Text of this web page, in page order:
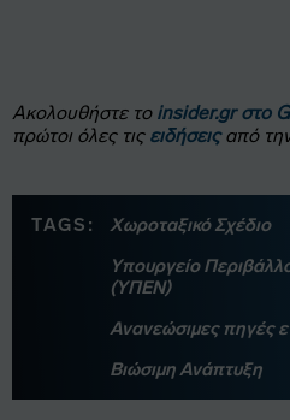
Ακολουθήστε το insider.gr στο
πρώτοι όλες τις ειδήσειςαπό
TAGS:
Χωροταξικό Σχέδιο
Υπουργείο
(ΥΠΕΝ)
Ανανεώσιμες πηγές
Βιώσιμη Ανάπτυξη